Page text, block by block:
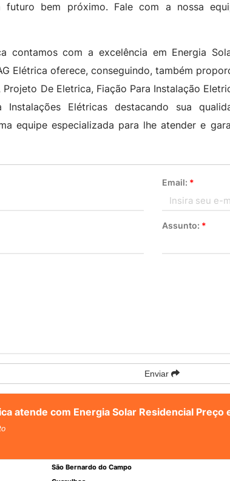
bem próximo. Fale com a nossa
contamos com a excelência em Energia
Elétrica oferece, conseguindo, também
De Eletrica, Fiação Para Instalação
Elétricas destacando sua
equipe especializada para lhe atender e
Email: *
Assunto: *
Enviar
atende com Energia Solar Residencial Preço
São Bernardo do Campo